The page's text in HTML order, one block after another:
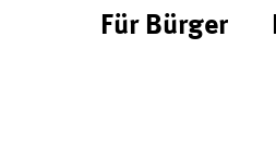
Für Bürger